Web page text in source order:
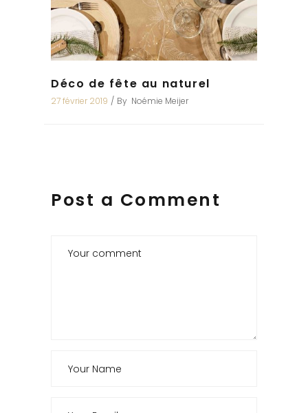
Déco de fête au naturel
27 février 2019 By Noémie Meijer
Post a Comment